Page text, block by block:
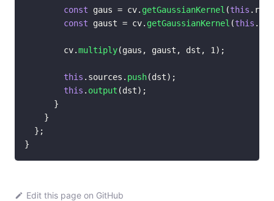
const gaus = cv. getGaussianKernel (this . rows
const gaust = cv. getGaussianKernel (this .
        cv
.multiply(gaus , gaust , dst , 1 ) ;
this . sources . push(dst) ;
this . output (dst) ;
}
}
} ;
}
Edit this page on GitHub